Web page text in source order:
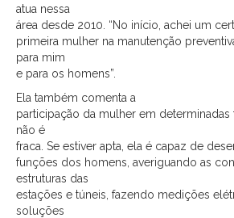
atua nessa
área desde 2010. “No início, achei um
primeira mulher na manutenção
para mim
e para os homens”.
Ela também comenta a
participação da mulher em determinadas
não é
fraca. Se estiver apta, ela é capaz de
funções dos homens, averiguando as
estruturas das
estações e túneis, fazendo medições
soluções